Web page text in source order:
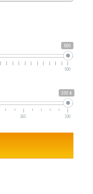
500
500
330 €
265 330